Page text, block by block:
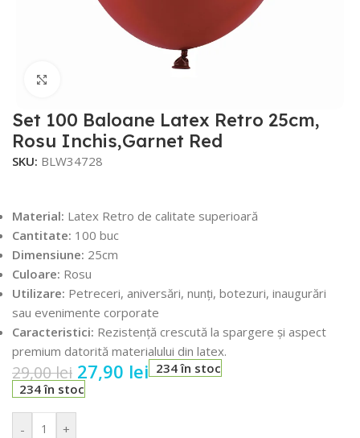
Set 100 Baloane Latex Retro 25cm,
Rosu Inchis,Garnet Red
SKU: BLW34728
Material: Latex Retro de calitate superioară
Cantitate: 100 buc
Dimensiune: 25cm
Culoare: Rosu
Utilizare: Petreceri, aniversări, nunți, botezuri, inaugurări
sau evenimente corporate
Caracteristici: Rezistență crescută la spargere și aspect
premium datorită materialului din latex.
29,00lei 27,90 lei 234 în stoc
234 în stoc
- +